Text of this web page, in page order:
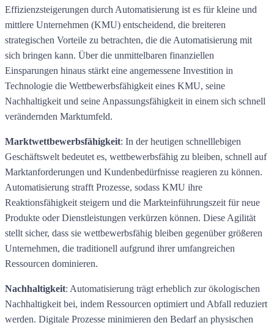
Effizienzsteigerungen durch Automatisierung ist es für kleine und
mittlere Unternehmen (KMU) entscheidend, die breiteren
strategischen Vorteile zu betrachten, die die Automatisierung mit
sich bringen kann. Über die unmittelbaren finanziellen
Einsparungen hinaus stärkt eine angemessene Investition in
Technologie die Wettbewerbsfähigkeit eines KMU, seine
Nachhaltigkeit und seine Anpassungsfähigkeit in einem sich schnell
verändernden Marktumfeld.
Marktwettbewerbsfähigkeit: In der heutigen schnelllebigen
Geschäftswelt bedeutet es, wettbewerbsfähig zu bleiben, schnell auf
Marktanforderungen und Kundenbedürfnisse reagieren zu können.
Automatisierung strafft Prozesse, sodass KMU ihre
Reaktionsfähigkeit steigern und die Markteinführungszeit für neue
Produkte oder Dienstleistungen verkürzen können. Diese Agilität
stellt sicher, dass sie wettbewerbsfähig bleiben gegenüber größeren
Unternehmen, die traditionell aufgrund ihrer umfangreichen
Ressourcen dominieren.
Nachhaltigkeit: Automatisierung trägt erheblich zur ökologischen
Nachhaltigkeit bei, indem Ressourcen optimiert und Abfall reduziert
werden. Digitale Prozesse minimieren den Bedarf an physischen